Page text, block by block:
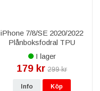
iPhone 7/8/SE 2020/2022
Plånboksfodral TPU
Magnetisk PU-fodral - Röd
I lager
179 kr 299 kr
Info Köp